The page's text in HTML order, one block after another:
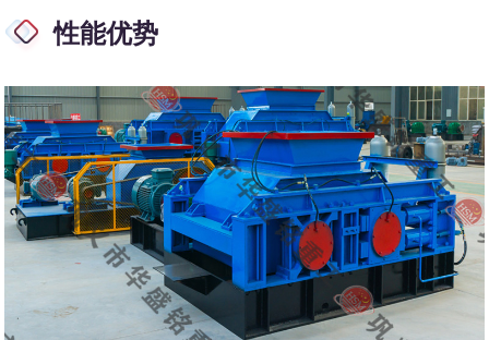
性能优势